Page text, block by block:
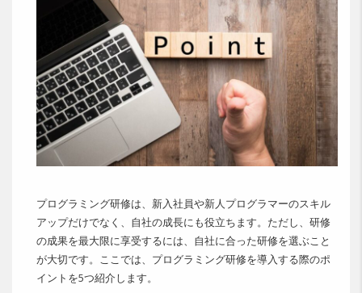
プログラミング研修は、新入社員や新人プログラマーのスキル
アップだけでなく、自社の成長にも役立ちます。ただし、研修
の成果を最大限に享受するには、自社に合った研修を選ぶこと
が大切です。ここでは、プログラミング研修を導入する際のポ
イントを5つ紹介します。